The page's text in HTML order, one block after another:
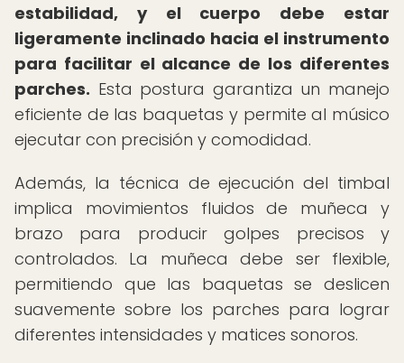
estabilidad, y el cuerpo debe estar
ligeramente inclinado hacia el instrumento
para facilitar el alcance de los diferentes
parches. Esta postura garantiza un manejo
eficiente de las baquetas y permite al músico
ejecutar con precisión y comodidad.
Además, la técnica de ejecución del timbal
implica movimientos fluidos de muñeca y
brazo para producir golpes precisos y
controlados. La muñeca debe ser flexible,
permitiendo que las baquetas se deslicen
suavemente sobre los parches para lograr
diferentes intensidades y matices sonoros.